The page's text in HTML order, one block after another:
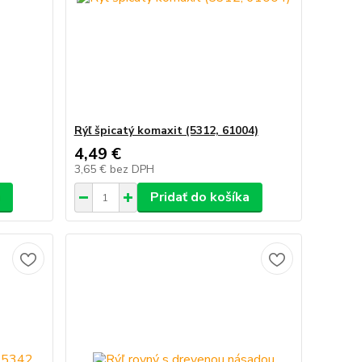
Rýľ špicatý komaxit (5312, 61004)
4,49 €
3,65 € bez DPH
Pridať do košíka